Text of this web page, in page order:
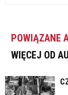
POWIĄZANE
WIĘCEJ OD